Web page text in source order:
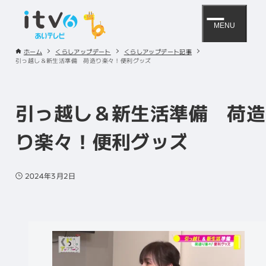
MENU
ホーム くらしアップデート
くらしアップデート記事
引っ越し＆新生活準備 荷造り楽々！便利グッズ
引っ越し＆新生活準備 荷造
り楽々！便利グッズ
2024年3月2日